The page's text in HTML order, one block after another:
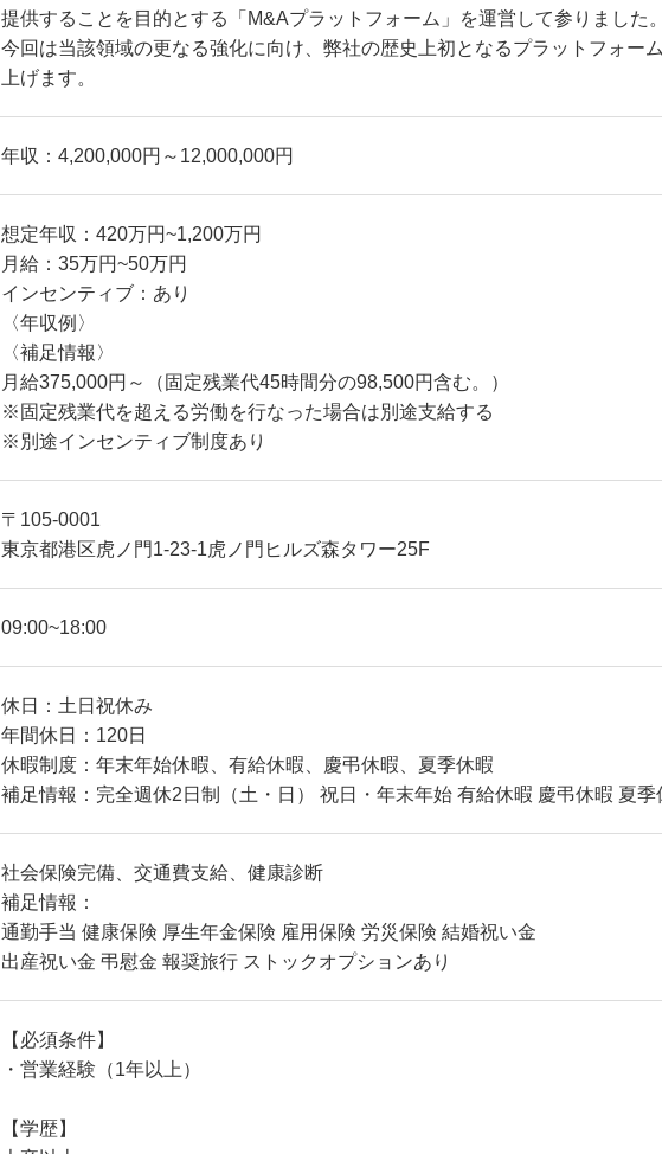
提供することを目的とする「M&Aプラットフォーム」を運営して参りました。
今回は当該領域の更なる強化に向け、弊社の歴史上初となるプラットフォー
上げます。
年収：4,200,000円～12,000,000円
想定年収：420万円~1,200万円
月給：35万円~50万円
インセンティブ：あり
〈年収例〉
〈補足情報〉
月給375,000円～（固定残業代45時間分の98,500円含む。）
※固定残業代を超える労働を行なった場合は別途支給する
※別途インセンティブ制度あり
〒105-0001
東京都港区虎ノ門1-23-1虎ノ門ヒルズ森タワー25F
09:00~18:00
休日：土日祝休み
年間休日：120日
休暇制度：年末年始休暇、有給休暇、慶弔休暇、夏季休暇
補足情報：完全週休2日制（土・日） 祝日・年末年始 有給休暇 慶弔休暇 夏季
社会保険完備、交通費支給、健康診断
補足情報：
通勤手当 健康保険 厚生年金保険 雇用保険 労災保険 結婚祝い金
出産祝い金 弔慰金 報奨旅行 ストックオプションあり
【必須条件】
・営業経験（1年以上）
【学歴】